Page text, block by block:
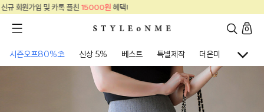
0
시즌오프80%⛱ 신상 5% 베스트 특별제작 더온미 골프웨어